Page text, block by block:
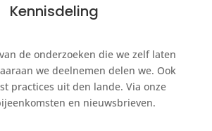
Kennisdeling
de onderzoeken die we zelf laten
we deelnemen delen we. Ook
practices uit den lande. Via onze
en nieuwsbrieven.